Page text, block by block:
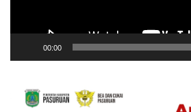
00:00